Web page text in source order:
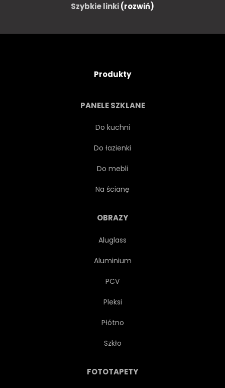
Szybkie linki(rozwiń)
Produkty
PANELE SZKLANE
Do kuchni
Do łazienki
Do mebli
Na ścianę
OBRAZY
Aluglass
Aluminium
PCV
Pleksi
Płótno
Szkło
FOTOTAPETY